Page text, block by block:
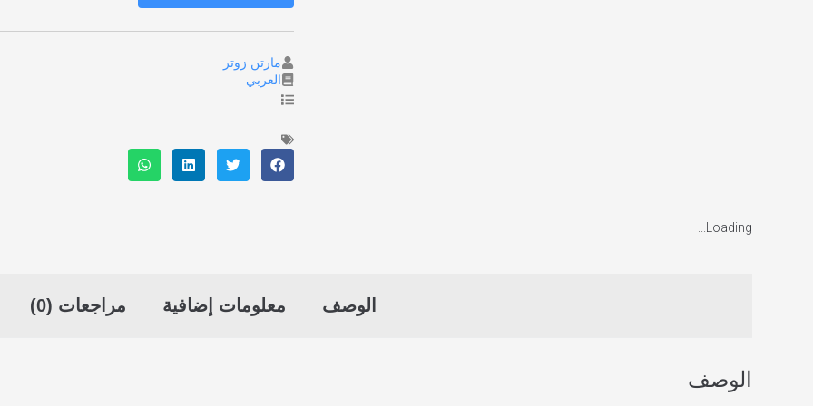
مارتن زوتر
العربي
Loading...
الوصف معلومات إضافية مراجعات (0)
الوصف